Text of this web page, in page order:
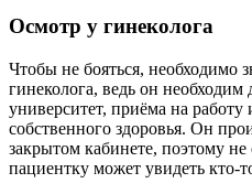
Осмотр у гинеколога
Чтобы не бояться, необходимо
гинеколога, ведь он необходим
университет, приёма на
собственного здоровья. Он
закрытом кабинете, поэтому не
пациентку может увидеть кто-